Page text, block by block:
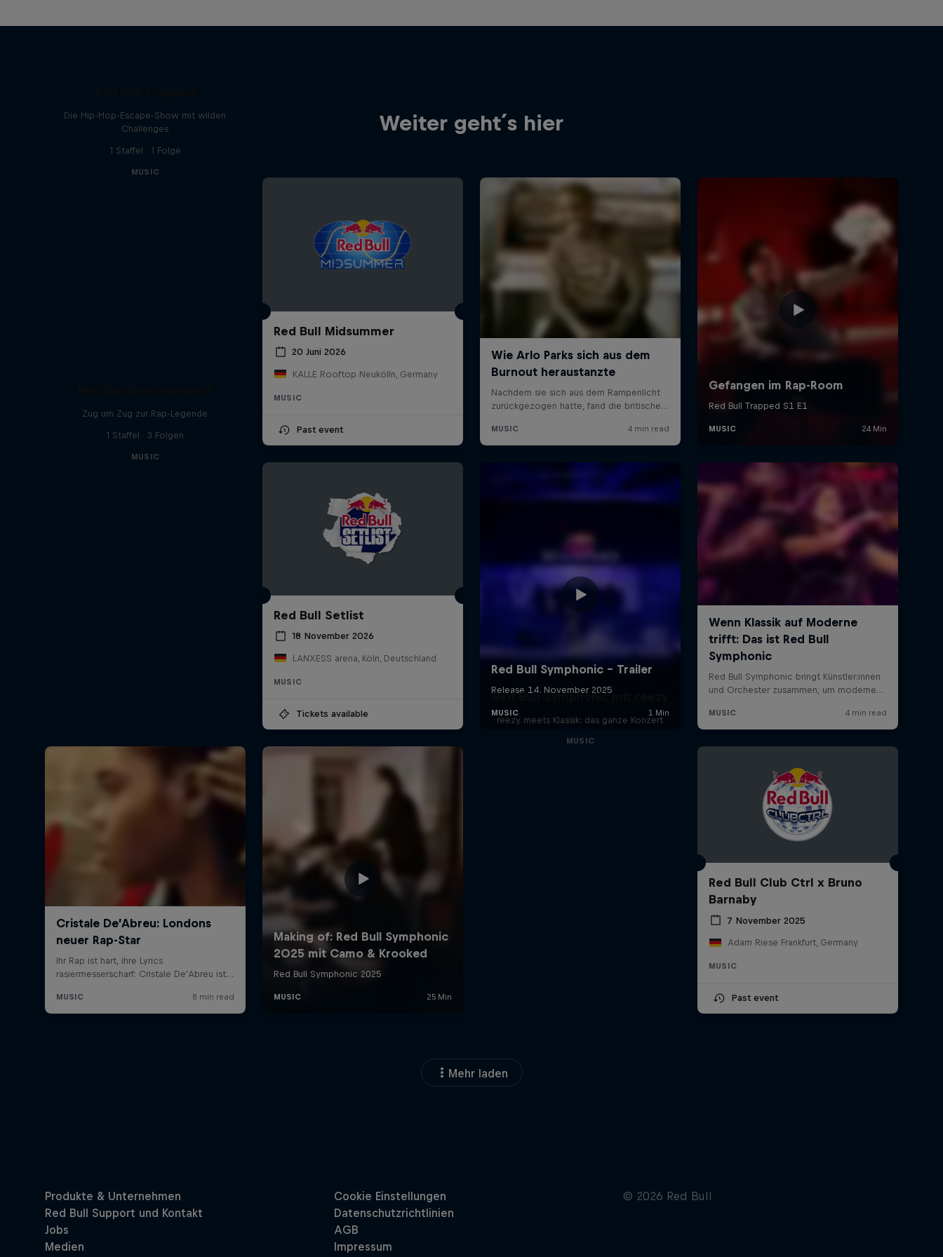
Weiter geht´s hier
Die Hip-Hop-Escape-Show mit wilden
Challenges
1 Staffel · 1 Folge
MUSIC
Red Bull Midsummer
20 Juni 2026
KALLE Rooftop Neukölln, Germany
MUSIC
Past event
Zug um Zug zur Rap-Legende
1 Staffel · 3 Folgen
MUSIC
Red Bull Setlist
18 November 2026
LANXESS arena, Köln, Deutschland
MUSIC
Tickets available
Red Bull Symphonic mit reezy
reezy meets Klassik: das ganze Konzert
MUSIC
Red Bull Club Ctrl x Bruno
Barnaby
7 November 2025
Adam Riese Frankfurt, Germany
MUSIC
Past event
Mehr laden